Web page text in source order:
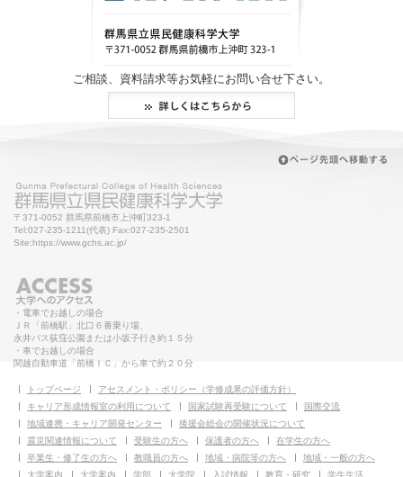
ご相談、資料請求等お気軽にお問い合せ下さい。
〒371-0052 群馬県前橋市上沖町323-1
Tel:027-235-1211(代表) Fax:027-235-2501
Site:https://www.gchs.ac.jp/
・電車でお越しの場合
ＪＲ「前橋駅」北口６番乗り場、
永井バス荻窪公園または小坂子行き約１５分
・車でお越しの場合
関越自動車道「前橋ＩＣ」から車で約２０分
トップページ
アセスメント・ポリシー（学修成果の評価方針）
キャリア形成情報室の利用について
国家試験再受験について
国際交流
地域連携・キャリア開発センター
後援会総会の開催状況について
震災関連情報について
受験生の方へ 保護者の方へ
在学生の方へ
卒業生・修了生の方へ
教職員の方へ 地域・病院等の方へ
地域・一般の方へ
大学案内
大学案内 学部 大学院 入試情報 教育・研究 学生生活